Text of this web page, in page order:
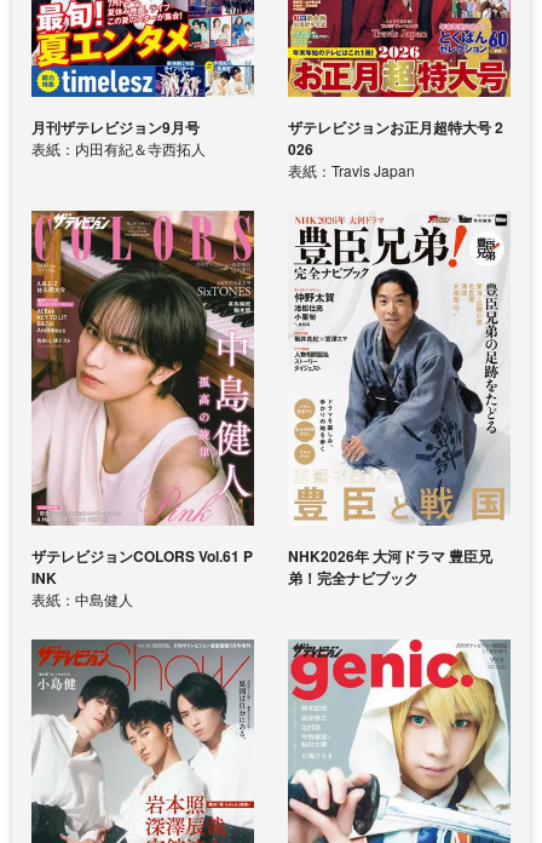
月刊ザテレビジョン9月号
表紙：内田有紀＆寺西拓人
ザテレビジョンお正月超特大号 2
026
表紙：Travis Japan
ザテレビジョンCOLORS Vol.61 P
INK
表紙：中島健人
NHK2026年 大河ドラマ 豊臣兄
弟！完全ナビブック